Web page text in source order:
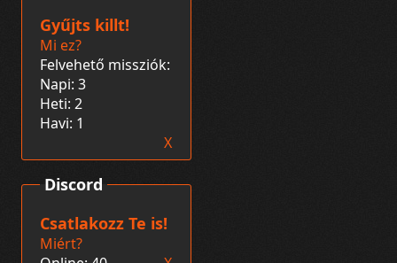
Discord
Csatlakozz Te is!
Miért?
Gyűjts killt!
Mi ez?
Felvehető missziók:
Napi: 3
Heti: 2
Havi: 1
X